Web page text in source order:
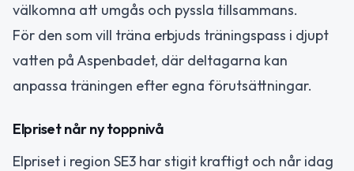
välkomna att umgås och pyssla tillsammans.
För den som vill träna erbjuds träningspass i djupt
vatten på Aspenbadet, där deltagarna kan
anpassa träningen efter egna förutsättningar.
Elpriset når ny toppnivå
Elpriset i region SE3 har stigit kraftigt och når idag